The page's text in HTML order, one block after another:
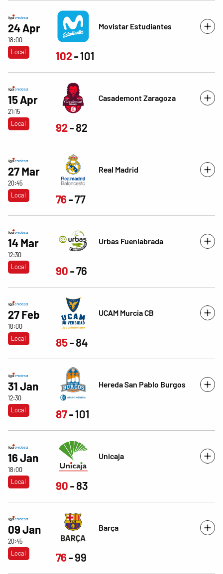
24 Apr
18:00
Local
Movistar Estudiantes
102 101
15 Apr
21:15
Local
Casademont Zaragoza
92 82
27 Mar
20:45
Local
Real Madrid
76 77
14 Mar
12:30
Local
Urbas Fuenlabrada
90 76
27 Feb
18:00
Local
UCAM Murcia CB
85 84
31 Jan
12:30
Local
Hereda San Pablo Burgos
87 101
16 Jan
18:00
Local
Unicaja
90 83
09 Jan
20:45
Local
Barça
76 99